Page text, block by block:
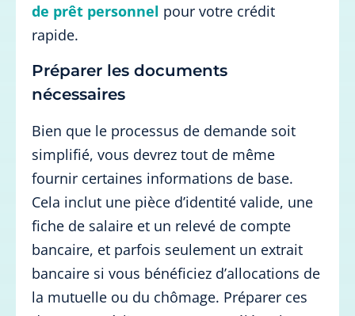
de prêt personnel pour votre crédit
rapide.
Préparer les documents
nécessaires
Bien que le processus de demande soit
simplifié, vous devrez tout de même
fournir certaines informations de base.
Cela inclut une pièce d’identité valide, une
fiche de salaire et un relevé de compte
bancaire, et parfois seulement un extrait
bancaire si vous bénéficiez d’allocations de
la mutuelle ou du chômage. Préparer ces